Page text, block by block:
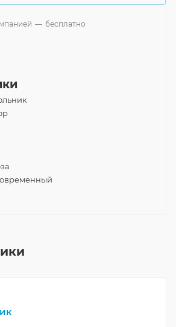
— бесплатно